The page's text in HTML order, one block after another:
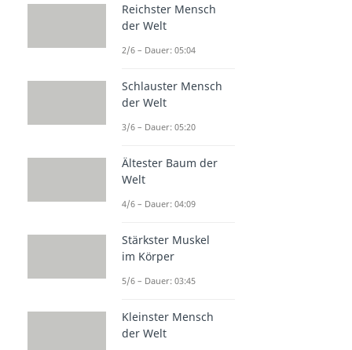
Reichster Mensch
der Welt
2/6 – Dauer: 05:04
Schlauster Mensch
der Welt
3/6 – Dauer: 05:20
Ältester Baum der
Welt
4/6 – Dauer: 04:09
Stärkster Muskel
im Körper
5/6 – Dauer: 03:45
Kleinster Mensch
der Welt